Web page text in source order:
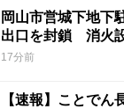
岡山市営城下地
出口を封鎖 消火
17分前
【速報】ことで